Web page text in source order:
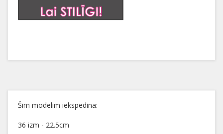
Šim modelim iekspedina:
36 izm - 22.5cm